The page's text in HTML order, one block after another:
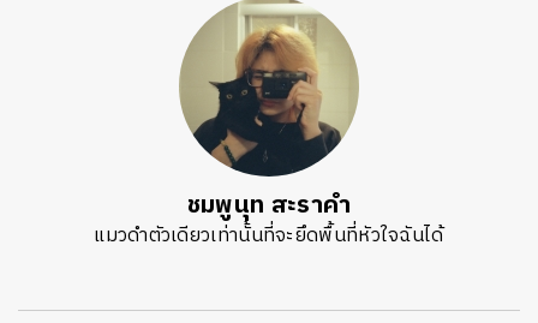
ชมพูนุท สะราคำ
แมวดำตัวเดียวเท่านั้นที่จะยึดพื้นที่หัวใจฉันได้